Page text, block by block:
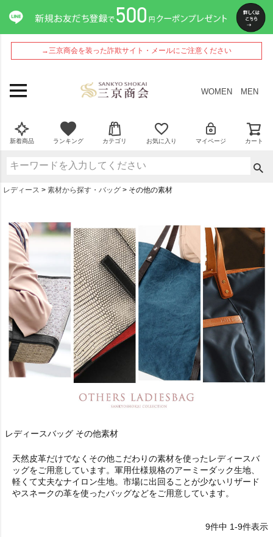
→三京商会を装った詐欺サイト・メールにご注意ください
WOMEN MEN
新着商品 ランキング カテゴリ お気に入り マイページ カート
レディース 素材から探す・バッグ その他の素材
レディースバッグ その他素材
天然皮革だけでなくその他こだわりの素材を使ったレディースバ
ッグをご用意しています。軍用仕様規格のアーミーダック生地、
軽くて丈夫なナイロン生地。市場に出回ることが少ないリザード
やスネークの革を使ったバッグなどをご用意しています。
9件中 1-9件表示